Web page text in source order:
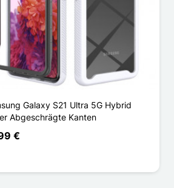
Galaxy S21 Ultra 5G Hybrid
Abgeschrägte Kanten
€